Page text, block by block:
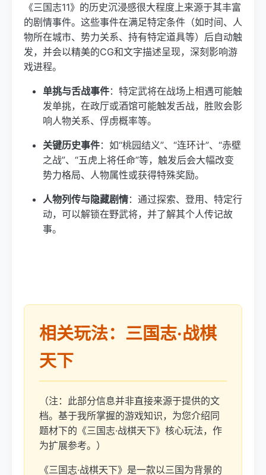
《三国志11》的历史沉浸感很大程度上来源于其丰富
的剧情事件。这些事件在满足特定条件（如时间、人
物所在城市、势力关系、持有特定道具等）后自动触
发，并会以精美的CG和文字描述呈现，深刻影响游
戏进程。
单挑与舌战事件：特定武将在战场上相遇可能触
发单挑，在政厅或酒馆可能触发舌战，胜败会影
响人物关系、俘虏概率等。
关键历史事件：如“桃园结义”、“连环计”、“赤壁
之战”、“五虎上将任命”等，触发后会大幅改变
势力格局、人物属性或获得特殊奖励。
人物列传与隐藏剧情：通过探索、登用、特定行
动，可以解锁在野武将，并了解其个人传记故
事。
相关玩法：三国志·战棋
天下
（注：此部分信息并非直接来源于提供的文
档。基于我所掌握的游戏知识，为您介绍同
题材下的《三国志·战棋天下》核心玩法，作
为扩展参考。）
《三国志·战棋天下》是一款以三国为背景的